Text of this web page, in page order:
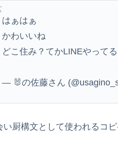
はぁはぁ
かわいいね
どこ住み？てかLINEやってる
— 🐰の佐藤さん
い厨構文として使われるコ